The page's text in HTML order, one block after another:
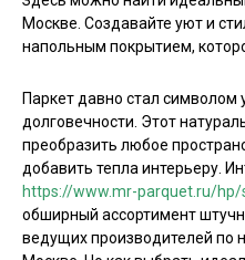
Москве. Создавайте уют и
напольным покрытием,
Паркет давно стал символом
долговечности. Этот
преобразить любое
добавить тепла интерьеру.
https://www.mr-parquet.ru/
обширный ассортимент
ведущих производителей по